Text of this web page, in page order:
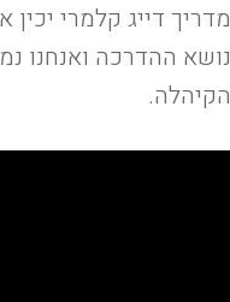
מדריך דייג קלמרי
נושא ההדרכה ואנחנו
הקיהלה.